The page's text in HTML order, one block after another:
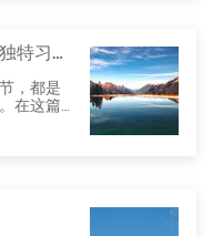
世界各地的清明节：庆祝亡灵的独特习俗与故事
，都是
在这篇